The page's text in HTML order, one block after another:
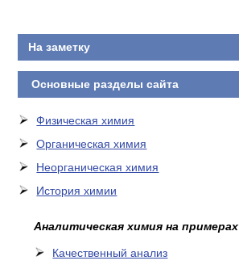
На заметку
Основные разделы сайта
Физическая химия
Органическая химия
Неорганическая химия
История химии
Аналитическая химия на примерах
Качественный анализ